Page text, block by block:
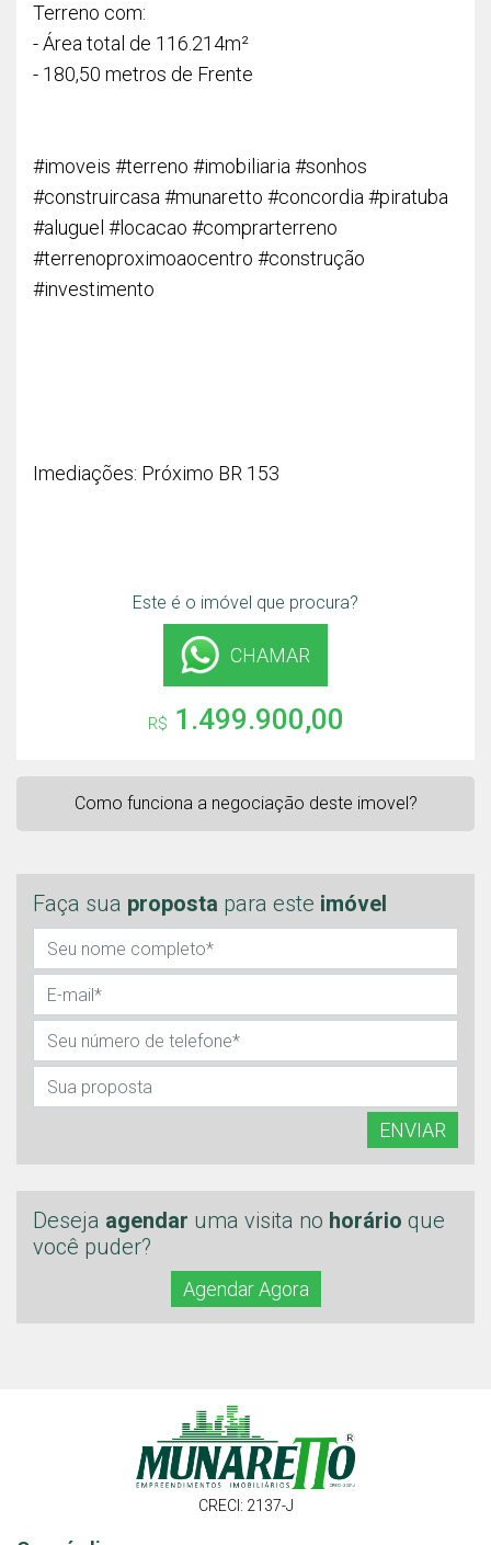
Faça sua proposta para este imóvel
ENVIAR
Deseja agendar uma visita no horário que
você puder?
Agendar Agora
Terreno com:
- Área total de 116.214m²
- 180,50 metros de Frente
#imoveis #terreno #imobiliaria #sonhos
#construircasa #munaretto #concordia #piratuba
#aluguel #locacao #comprarterreno
#terrenoproximoaocentro #construção
#investimento
Imediações: Próximo BR 153
Este é o imóvel que procura?
CHAMAR
R$ 1.499.900,00
Como funciona a negociação deste imovel?
CRECI: 2137-J